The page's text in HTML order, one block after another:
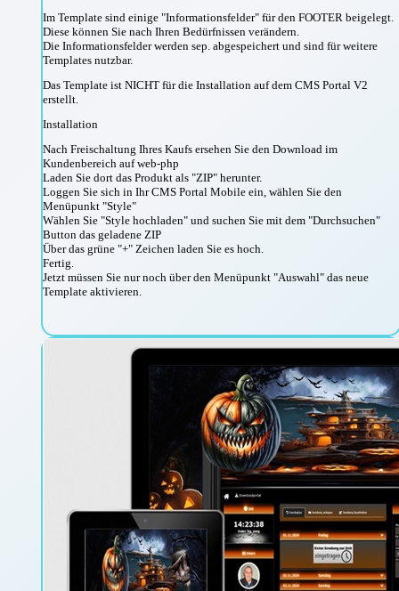
Im Template sind einige "Informationsfelder" für den FOOTER beigelegt.
Diese können Sie nach Ihren Bedürfnissen verändern.
Die Informationsfelder werden sep. abgespeichert und sind für weitere
Templates nutzbar.
Das Template ist NICHT für die Installation auf dem CMS Portal V2
erstellt.
Installation
Nach Freischaltung Ihres Kaufs ersehen Sie den Download im
Kundenbereich auf web-php
Laden Sie dort das Produkt als "ZIP" herunter.
Loggen Sie sich in Ihr CMS Portal Mobile ein, wählen Sie den
Menüpunkt "Style"
Wählen Sie "Style hochladen" und suchen Sie mit dem "Durchsuchen"
Button das geladene ZIP
Über das grüne "+" Zeichen laden Sie es hoch.
Fertig.
Jetzt müssen Sie nur noch über den Menüpunkt "Auswahl" das neue
Template aktivieren.